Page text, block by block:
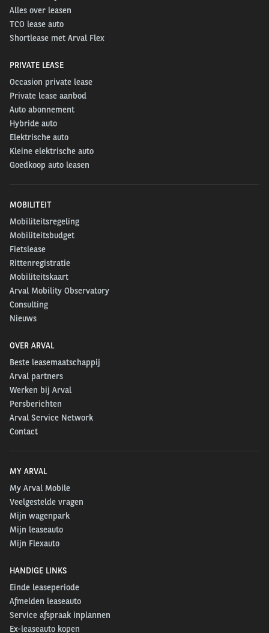
Alles over leasen
TCO lease auto
Shortlease met Arval Flex
PRIVATE LEASE
Occasion private lease
Private lease aanbod
Auto abonnement
Hybride auto
Elektrische auto
Kleine elektrische auto
Goedkoop auto leasen
MOBILITEIT
Mobiliteitsregeling
Mobiliteitsbudget
Fietslease
Rittenregistratie
Mobiliteitskaart
Arval Mobility Observatory
Consulting
Nieuws
OVER ARVAL
Beste leasemaatschappij
Arval partners
Werken bij Arval
Persberichten
Arval Service Network
Contact
MY ARVAL
My Arval Mobile
Veelgestelde vragen
Mijn wagenpark
Mijn leaseauto
Mijn Flexauto
HANDIGE LINKS
Einde leaseperiode
Afmelden leaseauto
Service afspraak inplannen
Ex-leaseauto kopen